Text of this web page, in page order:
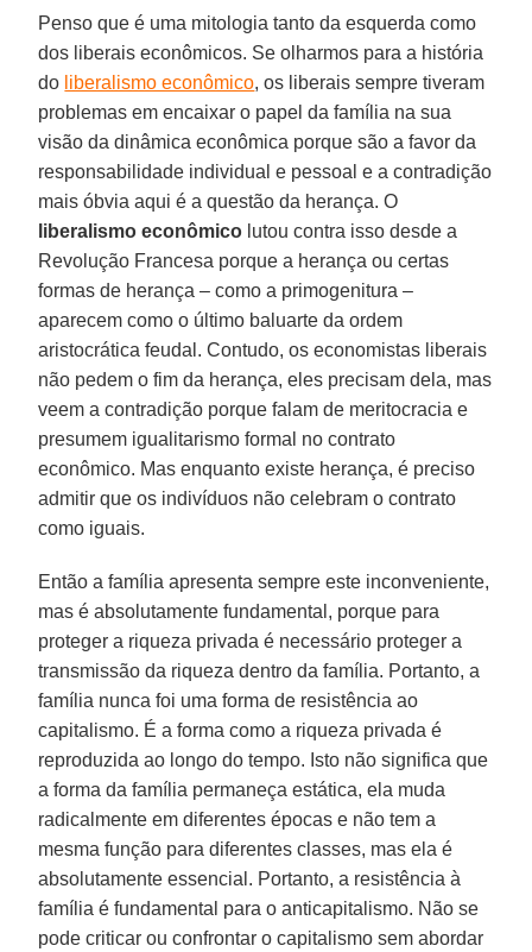
Penso que é uma mitologia tanto da esquerda como
dos liberais econômicos. Se olharmos para a história
do liberalismo econômico, os liberais sempre tiveram
problemas em encaixar o papel da família na sua
visão da dinâmica econômica porque são a favor da
responsabilidade individual e pessoal e a contradição
mais óbvia aqui é a questão da herança. O
liberalismo econômico lutou contra isso desde a
Revolução Francesa porque a herança ou certas
formas de herança – como a primogenitura –
aparecem como o último baluarte da ordem
aristocrática feudal. Contudo, os economistas liberais
não pedem o fim da herança, eles precisam dela, mas
veem a contradição porque falam de meritocracia e
presumem igualitarismo formal no contrato
econômico. Mas enquanto existe herança, é preciso
admitir que os indivíduos não celebram o contrato
como iguais.
Então a família apresenta sempre este inconveniente,
mas é absolutamente fundamental, porque para
proteger a riqueza privada é necessário proteger a
transmissão da riqueza dentro da família. Portanto, a
família nunca foi uma forma de resistência ao
capitalismo. É a forma como a riqueza privada é
reproduzida ao longo do tempo. Isto não significa que
a forma da família permaneça estática, ela muda
radicalmente em diferentes épocas e não tem a
mesma função para diferentes classes, mas ela é
absolutamente essencial. Portanto, a resistência à
família é fundamental para o anticapitalismo. Não se
pode criticar ou confrontar o capitalismo sem abordar